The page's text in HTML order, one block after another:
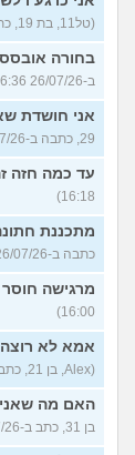
(טל11, בת 19, כתבה ב-26/07/26 16:47)
בחורה
ב-26/07/26 16:36)
אני חושדת
29, כתבה ב-26/07/26 16:27)
עד כמה חזה
16:18)
מתכננת
כתבה ב-26/07/26 16:09)
מרגישה
16:00)
אמא לא
(Alex, בן 21, כתב ב-23/07/26 16:01)
האם מה שאני
בן 31, כתב ב-23/07/26 15:50)